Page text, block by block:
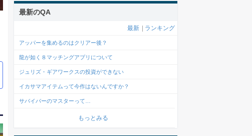
最新のQA
最新 ランキング
アッパーを集めるのはクリアー後？
龍が如く８マッチングアプリについて
ジュリズ・ギアワークスの投資ができない
イカサマアイテムって今作はないんですか？
サバイバーのマスターって…
もっとみる